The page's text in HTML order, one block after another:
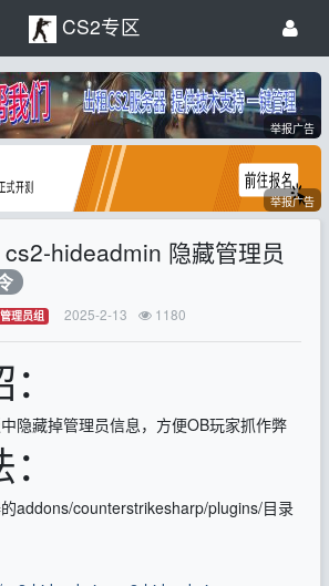
CS2专区
举报广告
举报广告
cs2-hideadmin 隐藏管理员
管理员组 2025-2-13 1180
隐藏掉管理员信息，方便OB玩家抓作弊
addons/counterstrikesharp/plugins/目录